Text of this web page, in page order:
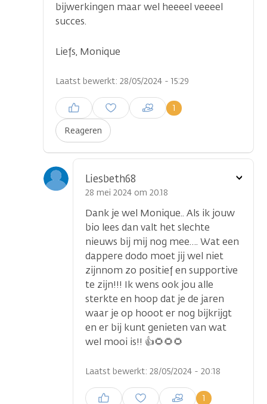
bijwerkingen maar wel heeeel veeeel
succes.
Liefs, Monique
Laatst bewerkt: 28/05/2024 - 15:29
Reageren
1
Inloggen om een reactie te
plaatsen
Liesbeth68
28 mei 2024 om 20.18
Dank je wel Monique.. Als ik jouw
bio lees dan valt het slechte
nieuws bij mij nog mee…. Wat een
dappere dodo moet jij wel niet
zijnnom zo positief en supportive
te zijn!!! Ik wens ook jou alle
sterkte en hoop dat je de jaren
waar je op hooot er nog bijkrijgt
en er bij kunt genieten van wat
wel mooi is!! 👍🌻🌻🌻
Laatst bewerkt: 28/05/2024 - 20:18
1
Inloggen om een reactie te
Toon